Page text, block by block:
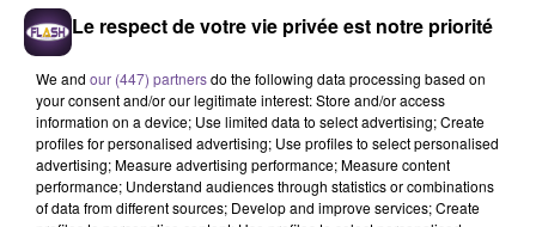
4 août 2026
Haute-Vienne : une aide pour les Jeunes
Agriculteurs
Le respect de votre vie privée est notre priorité
We and our (447) partnersdo the following data processing based on
your consent and/or our legitimate interest: Store and/or access
information on a device; Use limited data to select advertising; Create
profiles for personalised advertising; Use profiles to select personalised
advertising; Measure advertising performance; Measure content
performance; Understand audiences through statistics or combinations
of data from different sources; Develop and improve services; Create